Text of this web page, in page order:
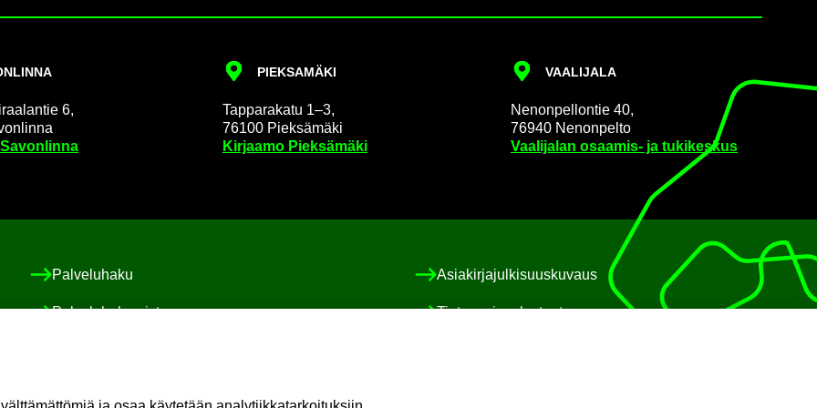
6,
PIEK­SA­MÄ­KI
Tap­pa­ra­ka­tu 1–3,
76100 Piek­sä­mä­ki
Kir­jaa­mo Piek­sä­mä­ki
VAA­LI­JA­LA
Ne­non­pel­lon­tie 40,
76940 Ne­non­pel­to
Vaa­li­ja­lan osaamis-​ ja tu­ki­kes­kus
Pal­ve­lu­ha­ku
Pal­ve­lu­ha­ke­mis­to
Asia­kir­ja­jul­ki­suus­ku­vaus
Tie­to­suo­ja­se­los­teet